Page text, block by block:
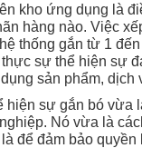
kho ứng dụng là
hàng nào. Việc
thống gắn từ 1
sự thể hiện sự
sản phẩm, dịch
hiện sự gắn bó vừa
Nó vừa là
để đảm bảo